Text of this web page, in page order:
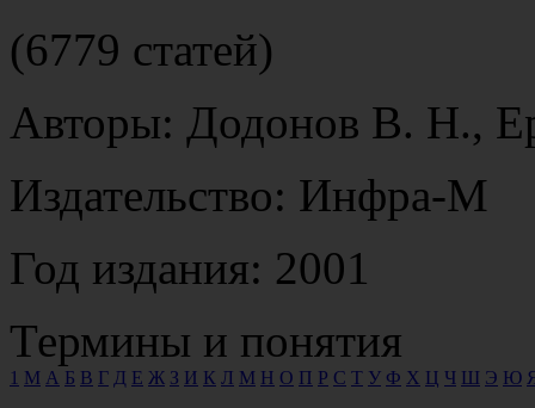
(6779 статей)
Авторы: Додонов В. Н.,
Издательство: Инфра-М
Год издания: 2001
Термины и понятия
1 M А Б В Г Д Е Ж З И К Л М Н О П Р С Т У Ф Х Ц Ч Ш Э Ю